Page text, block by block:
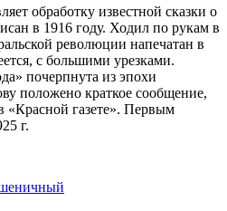
обработку известной сказки о
в 1916 году. Ходил по рукам в
революции напечатан в
с большими урезками.
почерпнута из эпохи
положено краткое сообщение,
«Красной газете». Первым
г.